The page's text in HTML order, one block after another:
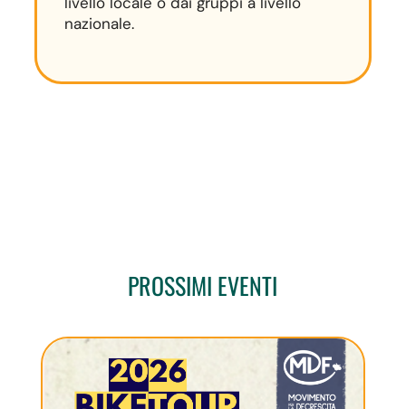
nazionale.
PROSSIMI EVENTI